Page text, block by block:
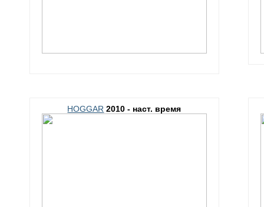
HOGGAR 2010 - наст. время